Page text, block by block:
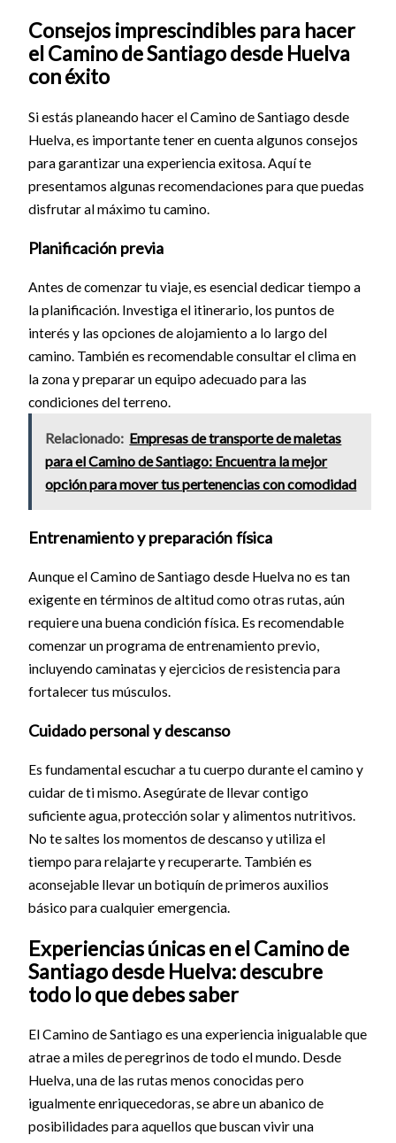
Consejos imprescindibles para hacer
el Camino de Santiago desde Huelva
con éxito
Si estás planeando hacer el Camino de Santiago desde
Huelva, es importante tener en cuenta algunos consejos
para garantizar una experiencia exitosa. Aquí te
presentamos algunas recomendaciones para que puedas
disfrutar al máximo tu camino.
Planificación previa
Antes de comenzar tu viaje, es esencial dedicar tiempo a
la planificación. Investiga el itinerario, los puntos de
interés y las opciones de alojamiento a lo largo del
camino. También es recomendable consultar el clima en
la zona y preparar un equipo adecuado para las
condiciones del terreno.
Relacionado: Empresas de transporte de maletas
para el Camino de Santiago: Encuentra la mejor
opción para mover tus pertenencias con comodidad
Entrenamiento y preparación física
Aunque el Camino de Santiago desde Huelva no es tan
exigente en términos de altitud como otras rutas, aún
requiere una buena condición física. Es recomendable
comenzar un programa de entrenamiento previo,
incluyendo caminatas y ejercicios de resistencia para
fortalecer tus músculos.
Cuidado personal y descanso
Es fundamental escuchar a tu cuerpo durante el camino y
cuidar de ti mismo. Asegúrate de llevar contigo
suficiente agua, protección solar y alimentos nutritivos.
No te saltes los momentos de descanso y utiliza el
tiempo para relajarte y recuperarte. También es
aconsejable llevar un botiquín de primeros auxilios
básico para cualquier emergencia.
Experiencias únicas en el Camino de
Santiago desde Huelva: descubre
todo lo que debes saber
El Camino de Santiago es una experiencia inigualable que
atrae a miles de peregrinos de todo el mundo. Desde
Huelva, una de las rutas menos conocidas pero
igualmente enriquecedoras, se abre un abanico de
posibilidades para aquellos que buscan vivir una